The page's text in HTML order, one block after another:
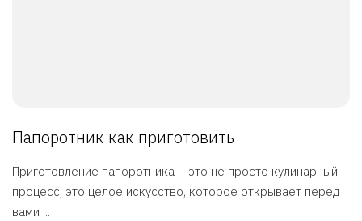
Папоротник как приготовить
Приготовление папоротника – это не просто кулинарный
процесс, это целое искусство, которое открывает перед
вами ...